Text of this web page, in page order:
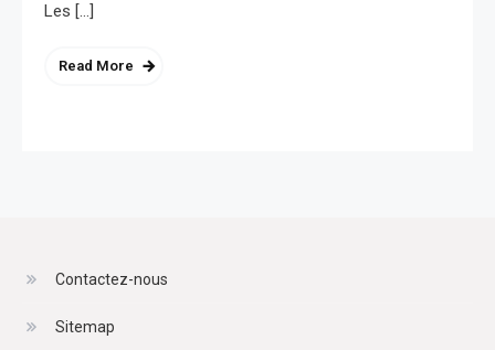
Les […]
Read More
Contactez-nous
Sitemap